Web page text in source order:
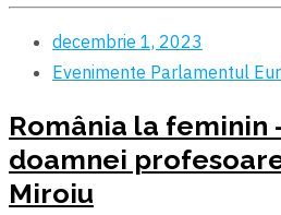
decembrie 1, 2023
Evenimente Parlamentul
România la feminin
doamnei
Miroiu